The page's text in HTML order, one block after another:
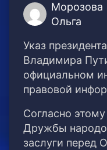
Морозова
Ольга
Указ
Владимира
официальном
правовой
Согласно
Дружбы
заслуги перед